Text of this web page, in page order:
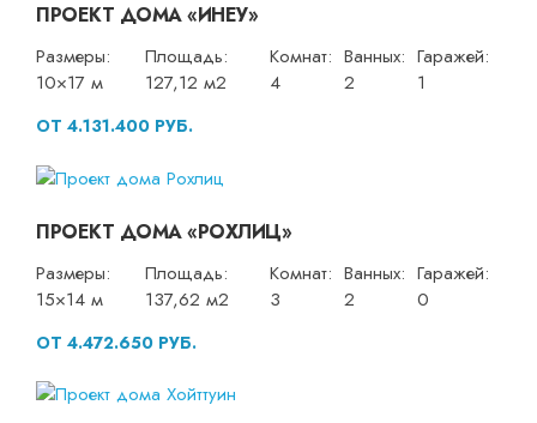
ПРОЕКТ ДОМА «ИНЕУ»
Размеры:
10×17 м
Площадь:
127,12 м2
Комнат:
4
Ванных:
2
Гаражей:
1
ОТ 4.131.400 РУБ.
ПРОЕКТ ДОМА «РОХЛИЦ»
Размеры:
15×14 м
Площадь:
137,62 м2
Комнат:
3
Ванных:
2
Гаражей:
0
ОТ 4.472.650 РУБ.